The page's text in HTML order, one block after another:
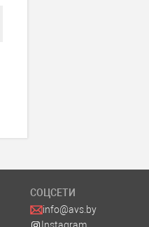
СОЦСЕТИ
info@avs.by